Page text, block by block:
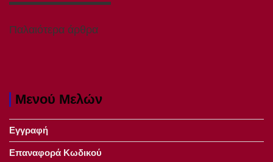
Πλοήγηση
άρθρων
Παλαιότερα άρθρα
Μενού Μελών
Εγγραφή
Επαναφορά Κωδικού